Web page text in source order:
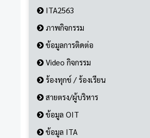
ITA2563
ภาพกิจกรรม
ข้อมูลการติดต่อ
Video กิจกรรม
ร้องทุกข์ / ร้องเรียน
สายตรง/ผู้บริหาร
ข้อมูล OIT
ข้อมูล ITA